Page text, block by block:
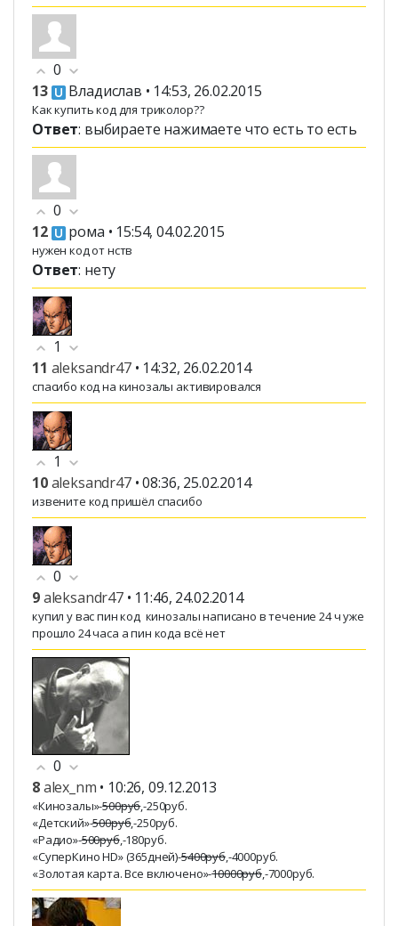
0
13
Владислав • 14:53, 26.02.2015
Как купить код для триколор??
Ответ: выбираете нажимаете что есть то есть
0
12
рома • 15:54, 04.02.2015
нужен код от нств
Ответ: нету
1
11 aleksandr47 • 14:32, 26.02.2014
спасибо код на кинозалы активировался
1
10aleksandr47 • 08:36, 25.02.2014
извените код пришёл спасибо
0
9aleksandr47 • 11:46, 24.02.2014
купил у вас пин код кинозалы написано в течение 24 ч уже
прошло 24 часа а пин кода всё нет
0
8alex_nm • 10:26, 09.12.2013
«Кинозалы»-500руб,-250руб.
«Детский»-500руб,-250руб.
«Радио»-500руб,-180руб.
«СуперКино HD» (365дней)-5400руб,-4000руб.
«Золотая карта. Все включено»-10000руб,-7000руб.